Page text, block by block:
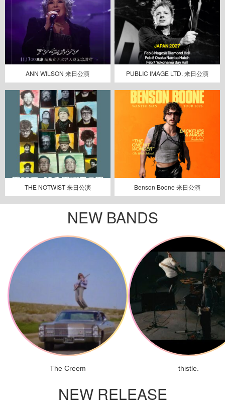
ANN WILSON 来日公演 PUBLIC IMAGE LTD. 来日公演
THE NOTWIST 来日公演 Benson Boone 来日公演
NEW BANDS
The Creem thistle.
NEW RELEASE